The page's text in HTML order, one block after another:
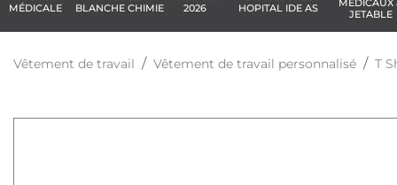
MÉDICALE
BLANCHE CHIMIE
2026
HOPITAL IDE AS
JETABLE
Vêtement de travail Vêtement de travail personnalisé T